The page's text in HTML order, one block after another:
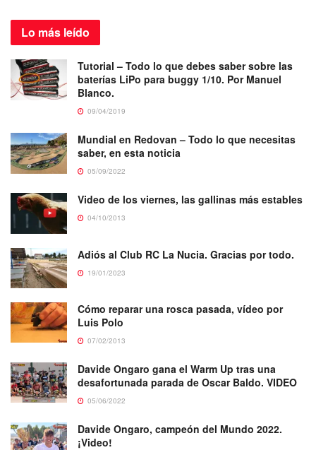
Lo más leído
Tutorial – Todo lo que debes saber sobre las
baterías LiPo para buggy 1/10. Por Manuel
Blanco.
09/04/2019
Mundial en Redovan – Todo lo que necesitas
saber, en esta noticia
05/09/2022
Video de los viernes, las gallinas más estables
04/10/2013
Adiós al Club RC La Nucia. Gracias por todo.
19/01/2023
Cómo reparar una rosca pasada, vídeo por
Luis Polo
07/02/2013
Davide Ongaro gana el Warm Up tras una
desafortunada parada de Oscar Baldo. VIDEO
05/06/2022
Davide Ongaro, campeón del Mundo 2022.
¡Video!